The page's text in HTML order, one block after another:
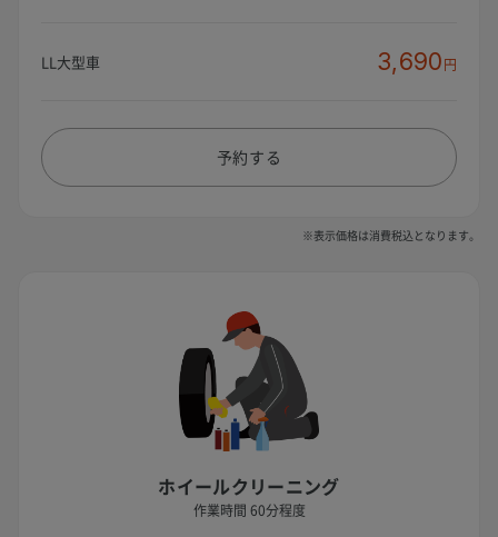
LL大型車 3,690円
予約する
※表示価格は消費税込となります。
ホイールクリーニング
作業時間 60分程度